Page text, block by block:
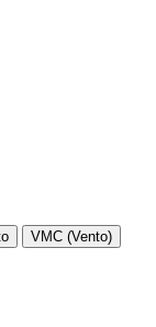
VMC (Vento)